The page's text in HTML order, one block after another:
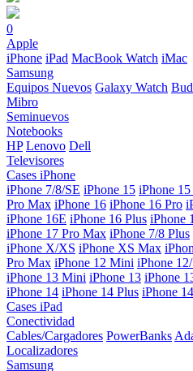
0
Apple
iPhone iPad MacBook Watch iMac
Samsung
Equipos Nuevos Galaxy Watch
Mibro
Seminuevos
Notebooks
HP Lenovo Dell
Televisores
Cases iPhone
iPhone 7/8/SE iPhone 15 iPhone 15
Pro Max iPhone 16 iPhone 16 Pro
iPhone 16E iPhone 16 Plus iPhone
iPhone 17 Pro Max iPhone 7/8 Plus
iPhone X/XS iPhone XS Max
Pro Max iPhone 12 Mini iPhone
iPhone 13 Mini iPhone 13 iPhone
iPhone 14 iPhone 14 Plus iPhone
Cases iPad
Conectividad
Cables/Cargadores PowerBanks
Localizadores
Samsung